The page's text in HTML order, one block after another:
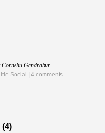
Corneliu Gandrabur
Social 4 comments
(4)